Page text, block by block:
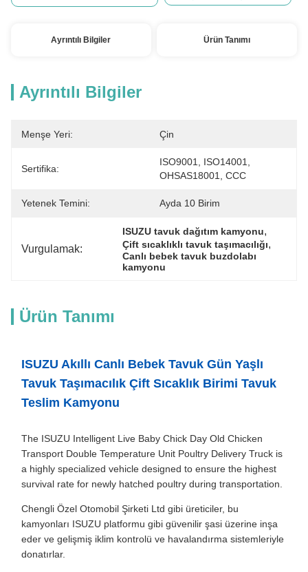
Ayrıntılı Bilgiler Ürün Tanımı
Ayrıntılı Bilgiler
Menşe Yeri: Çin
Sertifika:
ISO9001, ISO14001,
OHSAS18001, CCC
Yetenek Temini: Ayda 10 Birim
Vurgulamak:
ISUZU tavuk dağıtım kamyonu,
Çift sıcaklıklı tavuk taşımacılığı,
Canlı bebek tavuk buzdolabı
kamyonu
Ürün Tanımı
ISUZU Akıllı Canlı Bebek Tavuk Gün Yaşlı
Tavuk Taşımacılık Çift Sıcaklık Birimi Tavuk
Teslim Kamyonu
The ISUZU Intelligent Live Baby Chick Day Old Chicken
Transport Double Temperature Unit Poultry Delivery Truck is
a highly specialized vehicle designed to ensure the highest
survival rate for newly hatched poultry during transportation.
Chengli Özel Otomobil Şirketi Ltd gibi üreticiler, bu
kamyonları ISUZU platformu gibi güvenilir şasi üzerine inşa
eder ve gelişmiş iklim kontrolü ve havalandırma sistemleriyle
donatırlar.